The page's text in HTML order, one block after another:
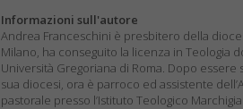
Informazioni sull'autore
Andrea Franceschini è presbitero della
Milano, ha conseguito la licenza in Teologia
Università Gregoriana di Roma. Dopo
sua diocesi, ora è parroco ed assistente
pastorale presso l’Istituto Teologico